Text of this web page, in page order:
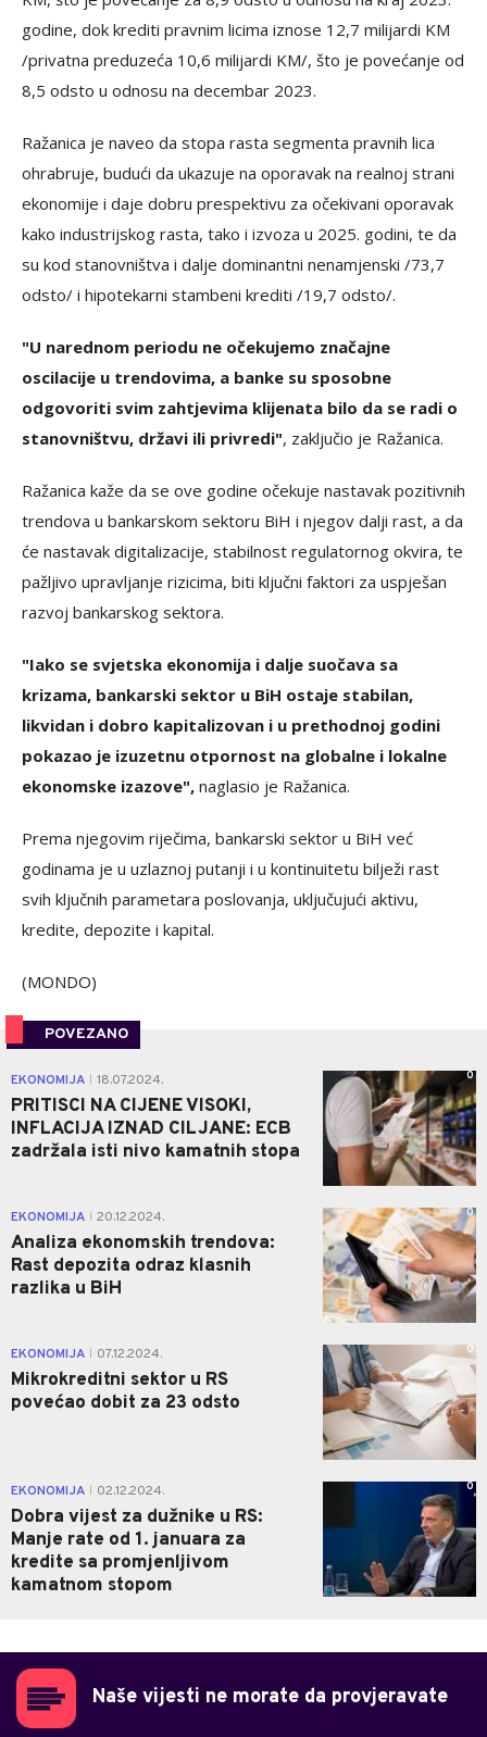
godine, dok krediti pravnim licima iznose 12,7 milijardi KM
/privatna preduzeća 10,6 milijardi KM/, što je povećanje od
8,5 odsto u odnosu na decembar 2023.
Ražanica je naveo da stopa rasta segmenta pravnih lica
ohrabruje, budući da ukazuje na oporavak na realnoj strani
ekonomije i daje dobru prespektivu za očekivani oporavak
kako industrijskog rasta, tako i izvoza u 2025. godini, te da
su kod stanovništva i dalje dominantni nenamjenski /73,7
odsto/ i hipotekarni stambeni krediti /19,7 odsto/.
"U narednom periodu ne očekujemo značajne
oscilacije u trendovima, a banke su sposobne
odgovoriti svim zahtjevima klijenata bilo da se radi o
stanovništvu, državi ili privredi", zaključio je Ražanica.
Ražanica kaže da se ove godine očekuje nastavak pozitivnih
trendova u bankarskom sektoru BiH i njegov dalji rast, a da
će nastavak digitalizacije, stabilnost regulatornog okvira, te
pažljivo upravljanje rizicima, biti ključni faktori za uspješan
razvoj bankarskog sektora.
"Iako se svjetska ekonomija i dalje suočava sa
krizama, bankarski sektor u BiH ostaje stabilan,
likvidan i dobro kapitalizovan i u prethodnoj godini
pokazao je izuzetnu otpornost na globalne i lokalne
ekonomske izazove", naglasio je Ražanica.
Prema njegovim riječima, bankarski sektor u BiH već
godinama je u uzlaznoj putanji i u kontinuitetu bilježi rast
svih ključnih parametara poslovanja, uključujući aktivu,
kredite, depozite i kapital.
(MONDO)
POVEZANO
EKONOMIJA 18.07.2024.
PRITISCI NA CIJENE VISOKI,
INFLACIJA IZNAD CILJANE: ECB
zadržala isti nivo kamatnih stopa
0
EKONOMIJA 20.12.2024.
Analiza ekonomskih trendova:
Rast depozita odraz klasnih
razlika u BiH
0
EKONOMIJA 07.12.2024.
Mikrokreditni sektor u RS
povećao dobit za 23 odsto
0
EKONOMIJA 02.12.2024.
Dobra vijest za dužnike u RS:
Manje rate od 1. januara za
kredite sa promjenljivom
kamatnom stopom
0
Naše vijesti ne morate da provjeravate